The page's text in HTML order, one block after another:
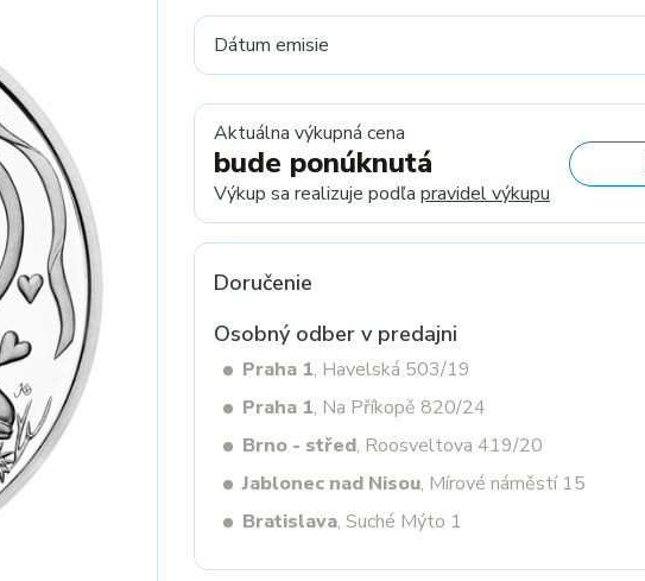
Dátum emisie
Aktuálna výkupná cena
bude ponúknutá
Výkup sa realizuje podľa pravidel výkupu
Doručenie
Osobný odber v predajni
Praha 1, Havelská 503/19
Praha 1, Na Příkopě 820/24
Brno - střed, Roosveltova 419/20
Jablonec nad Nisou, Mírové náměstí 15
Bratislava, Suché Mýto 1